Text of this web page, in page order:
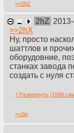
>>2hZ
2hZ
>>2hX
Ну, просто
шаттлов и
оборудовние,
станках завода
создать с нуля
самолётов 10
профита с них
[ Развернуть (1596
>>2ie